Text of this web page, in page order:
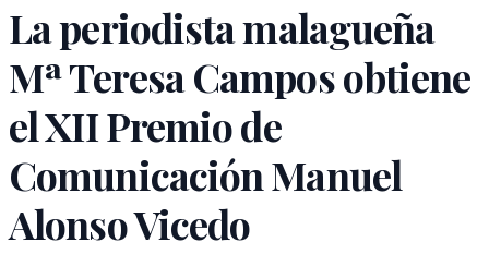
La periodista malagueña
Mª Teresa Campos obtiene
el XII Premio de
Comunicación Manuel
Alonso Vicedo